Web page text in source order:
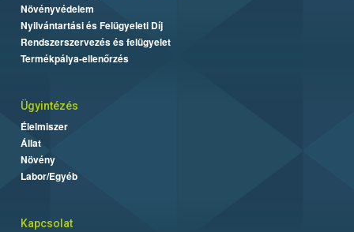
Növényvédelem
Nyilvántartási és Felügyeleti Díj
Rendszerszervezés és felügyelet
Termékpálya-ellenőrzés
Ügyintézés
Élelmiszer
Állat
Növény
Labor/Egyéb
Kapcsolat